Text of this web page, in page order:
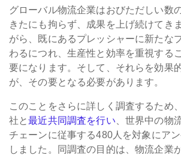
グローバル物流企業はおびただしい数
きたにも拘らず、成果を上げ続けてき
がら、既にあるプレッシャーに新たな
わるにつれ、生産性と効率を重視する
要になります。そして、それらを効果
が、その要となる必要があります。
このことをさらに詳しく調査するため
社と最近共同調査を行い 、世界中の物
チェーンに従事する480人を対象にア
しました。同調査の目的は、物流企業